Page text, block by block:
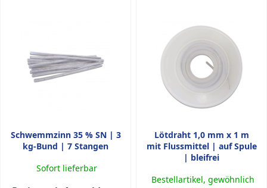
Schwemmzinn 35 % SN | 3
kg-Bund | 7 Stangen
Sofort lieferbar
Lötdraht 1,0 mm x 1 m
mit Flussmittel | auf Spule
| bleifrei
Bestellartikel, gewöhnlich